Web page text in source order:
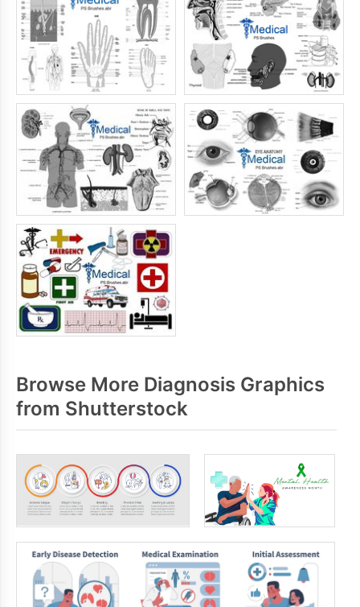
Browse More Diagnosis Graphics
from Shutterstock